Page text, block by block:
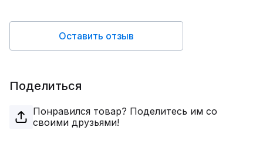
Оставить отзыв
Поделиться
Понравился товар? Поделитесь им со
своими друзьями!